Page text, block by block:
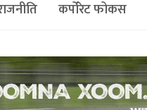
कर्पोरेट फोकस